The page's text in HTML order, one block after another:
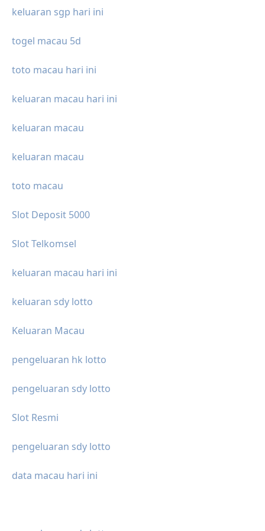
keluaran sgp hari ini
togel macau 5d
toto macau hari ini
keluaran macau hari ini
keluaran macau
keluaran macau
toto macau
Slot Deposit 5000
Slot Telkomsel
keluaran macau hari ini
keluaran sdy lotto
Keluaran Macau
pengeluaran hk lotto
pengeluaran sdy lotto
Slot Resmi
pengeluaran sdy lotto
data macau hari ini